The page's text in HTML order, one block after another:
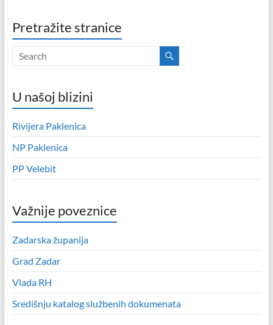
Pretražite stranice
U našoj blizini
Rivijera Paklenica
NP Paklenica
PP Velebit
Važnije poveznice
Zadarska županija
Grad Zadar
Vlada RH
Središnju katalog službenih dokumenata